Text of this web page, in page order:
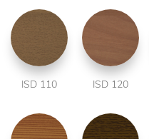
ISD 110 ISD 120